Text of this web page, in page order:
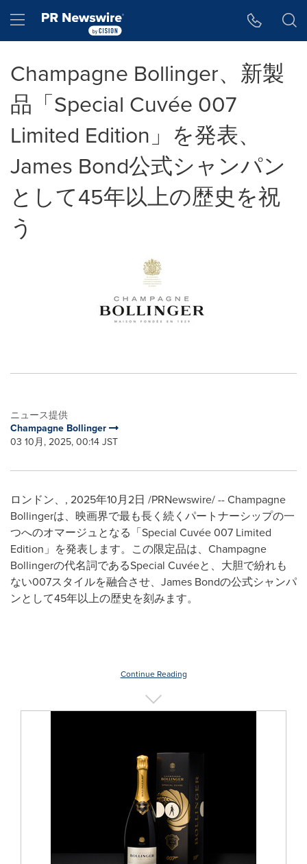
Hamburger menu
Champagne Bollinger、新製
品「Special Cuvée 007
Limited Edition」を発表、
James Bond公式シャンパン
として45年以上の歴史を祝
う
ニュース提供
Champagne Bollinger
03 10月, 2025, 00:14 JST
ロンドン、 , 2025年10月2日 /PRNewswire/ -- Champagne
Bollingerは、映画界で最も長く続くパートナーシップの一
つへのオマージュとなる「Special Cuvée 007 Limited
Edition」を発表します。この限定品は、Champagne
Bollingerの代名詞であるSpecial Cuvéeと、大胆で紛れも
ない007スタイルを融合させ、James Bondの公式シャンパ
ンとして45年以上の歴史を刻みます。
Continue Reading